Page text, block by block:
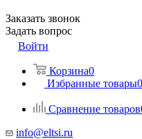
Заказать звонок
Задать вопрос
Войти
Корзина0
Избранные товары0
Сравнение товаров
info@eltsi.ru